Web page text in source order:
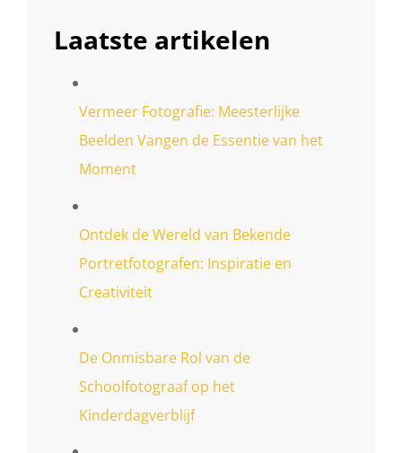
Laatste artikelen
Vermeer Fotografie: Meesterlijke
Beelden Vangen de Essentie van het
Moment
Ontdek de Wereld van Bekende
Portretfotografen: Inspiratie en
Creativiteit
De Onmisbare Rol van de
Schoolfotograaf op het
Kinderdagverblijf